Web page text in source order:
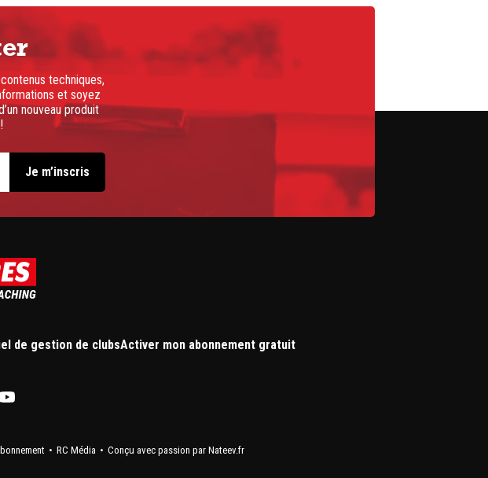
techniques,
et soyez
nouveau produit
de gestion de clubsActiver mon abonnement gratuit
RC Média Conçu avec passion par Nateev.fr